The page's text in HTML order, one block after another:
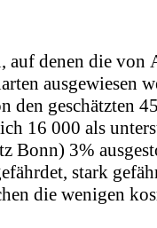
auf denen die von
ausgewiesen
den geschätzten
16 000 als
Bonn) 3%
stark
die wenigen